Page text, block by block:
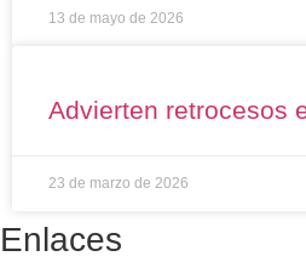
13 de mayo de 2026
Advierten retrocesos
23 de marzo de 2026
Enlaces